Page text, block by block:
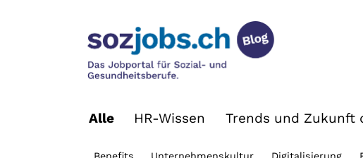
Alle HR-Wissen Trends und Zukunft